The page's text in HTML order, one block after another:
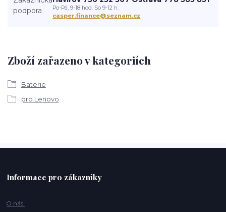
Zboží zařazeno v kategoriích
Baterie
pro Lenovo
Po-Pá, 9-18 hod. So 9-12 h.
casper.finance@seznam.cz
Informace pro zákazníky
O nás